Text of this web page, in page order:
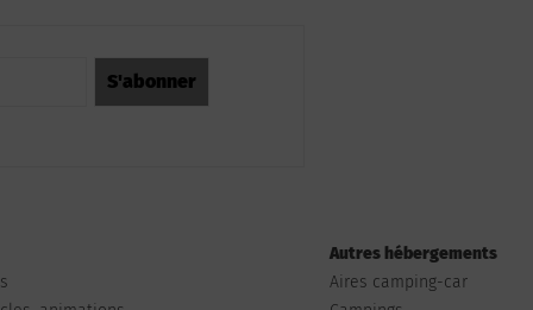
Autres hébergements
Aires camping-car